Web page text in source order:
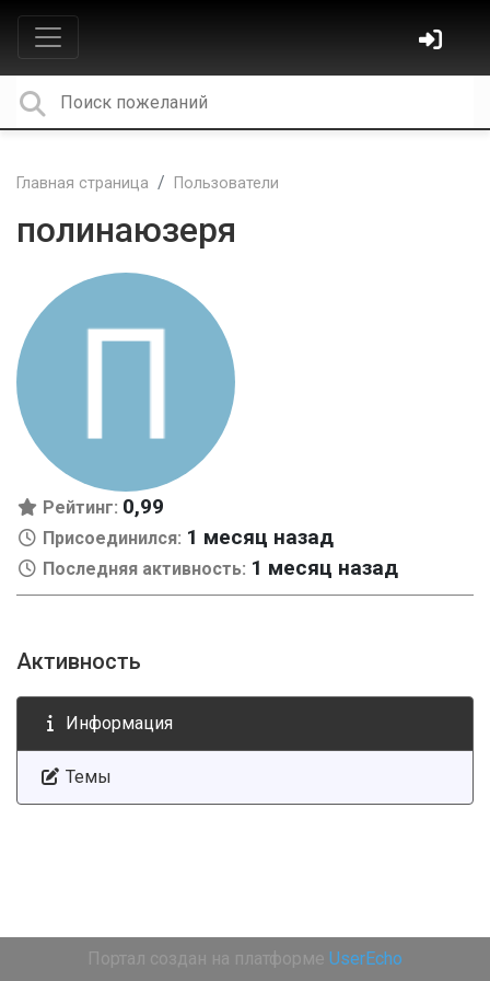
Главная страница Пользователи
полинаюзеря
Рейтинг: 0,99
Присоединился: 1 месяц назад
Последняя активность: 1 месяц назад
Активность
Информация
Темы
Портал создан на платформе UserEcho